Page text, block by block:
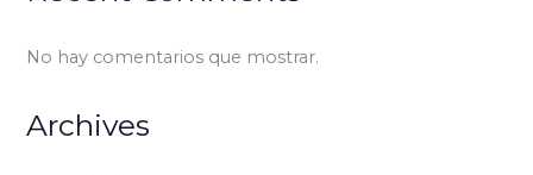
No hay comentarios que mostrar.
Archives